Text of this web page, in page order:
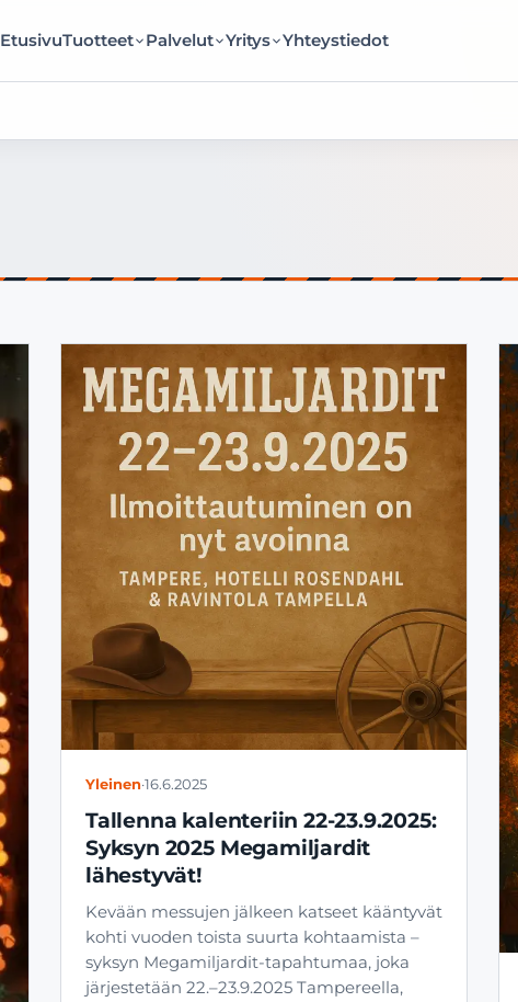
EtusivuTuotteet Palvelut Yritys Yhteystiedot
Yleinen·16.6.2025
Tallenna kalenteriin 22-23.9.2025:
Syksyn 2025 Megamiljardit
lähestyvät!
Kevään messujen jälkeen katseet kääntyvät
kohti vuoden toista suurta kohtaamista –
syksyn Megamiljardit-tapahtumaa, joka
järjestetään 22.–23.9.2025 Tampereella,